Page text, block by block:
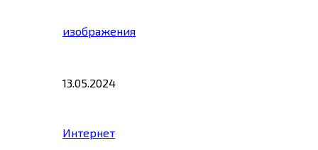
изображения
13.05.2024
Интернет